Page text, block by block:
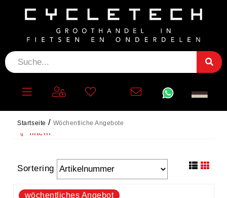
Startseite Wöchentliche Angebote
WÖCHENTLICHE
filtern
Sortering
wöchentliches Angebot